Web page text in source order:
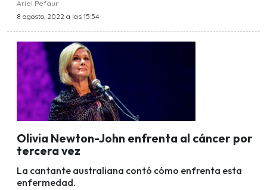
Ariel Pefaur
8 agosto, 2022 a las 15:54
Olivia Newton-John enfrenta al cáncer por
tercera vez
La cantante australiana contó cómo enfrenta esta
enfermedad.